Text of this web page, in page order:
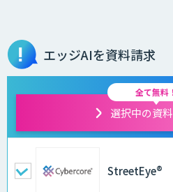
エッジAIを資料請求
全て無料！
選択中の資
StreetEye®